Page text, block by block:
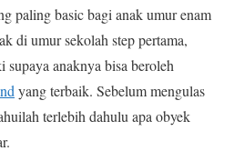
paling basic bagi anak umur enam
di umur sekolah step pertama,
supaya anaknya bisa beroleh
yang terbaik. Sebelum mengulas
terlebih dahulu apa obyek